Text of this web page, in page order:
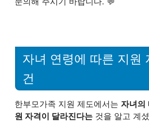
자녀 연령에 따른 지원
건
한부모가족 지원 제도에서는 자녀의
원 자격이 달라진다는 것을 알고 계